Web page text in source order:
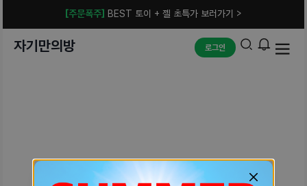
[주문폭주] BEST 토이 + 젤 초특가 보러가기 >
자기만의방 로그인